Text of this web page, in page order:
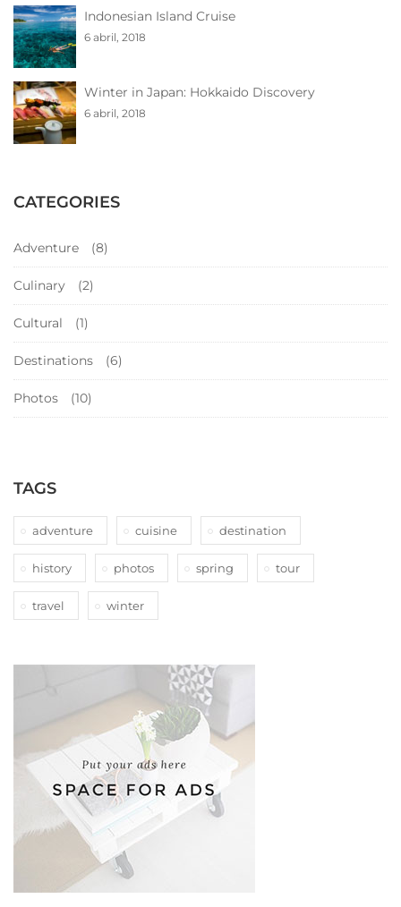
Indonesian Island Cruise
6 abril, 2018
Winter in Japan: Hokkaido Discovery
6 abril, 2018
CATEGORIES
Adventure (8)
Culinary (2)
Cultural (1)
Destinations (6)
Photos (10)
TAGS
adventure cuisine destination
history photos spring tour
travel winter